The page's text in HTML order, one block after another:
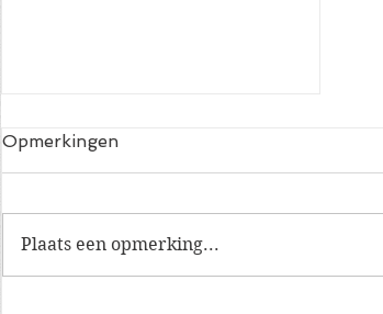
De andere gaven
Opmerkingen
Plaats een opmerking...